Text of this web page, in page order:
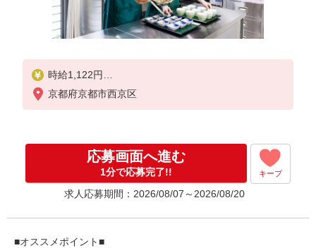
時給1,122円
★土日祝日は時給100円アップ！
京都府京都市西京区
応募画面へ進む
1分で応募完了!! キープ
求人応募期間：2026/08/07～2026/08/20
■オススメポイント■